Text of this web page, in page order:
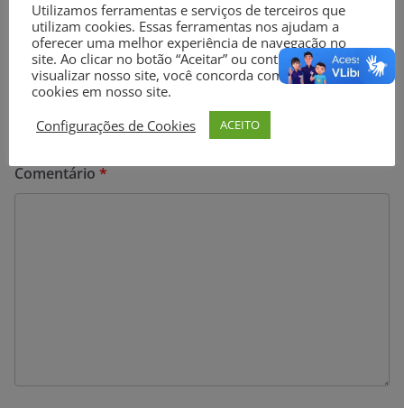
Deixe um comentário
O seu endereço de e-mail não será publicado.
obrigatórios são marcados com*
Comentário *
Utilizamos ferramentas e serviços de terceiros que
utilizam cookies. Essas ferramentas nos ajudam a
oferecer uma melhor experiência de navegação no
site. Ao clicar no botão “Aceitar” ou continuar a
visualizar nosso site, você concorda com o uso de
cookies em nosso site.
Configurações de Cookies
ACEITO